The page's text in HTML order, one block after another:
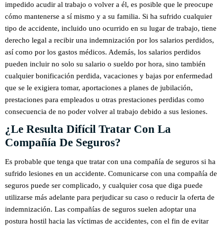
impedido acudir al trabajo o volver a él, es posible que le preocupe
cómo mantenerse a sí mismo y a su familia. Si ha sufrido cualquier
tipo de accidente, incluido uno ocurrido en su lugar de trabajo, tiene
derecho legal a recibir una indemnización por los salarios perdidos,
así como por los gastos médicos. Además, los salarios perdidos
pueden incluir no solo su salario o sueldo por hora, sino también
cualquier bonificación perdida, vacaciones y bajas por enfermedad
que se le exigiera tomar, aportaciones a planes de jubilación,
prestaciones para empleados u otras prestaciones perdidas como
consecuencia de no poder volver al trabajo debido a sus lesiones.
¿Le Resulta Difícil Tratar Con La
Compañía De Seguros?
Es probable que tenga que tratar con una compañía de seguros si ha
sufrido lesiones en un accidente. Comunicarse con una compañía de
seguros puede ser complicado, y cualquier cosa que diga puede
utilizarse más adelante para perjudicar su caso o reducir la oferta de
indemnización. Las compañías de seguros suelen adoptar una
postura hostil hacia las víctimas de accidentes, con el fin de evitar